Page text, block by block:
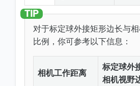
对于标定球外接矩形边长与
比例，你可参考以下信息：
相机工作距离
标定球外
相机视野